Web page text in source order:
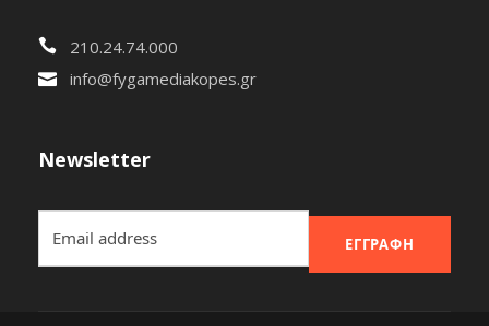
210.24.74.000
info@fygamediakopes.gr
Newsletter
ΕΓΓΡΑΦΉ